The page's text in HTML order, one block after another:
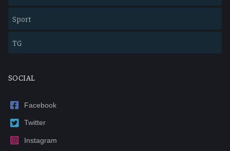
Sport
TG
SOCIAL
Facebook
Twitter
Instagram